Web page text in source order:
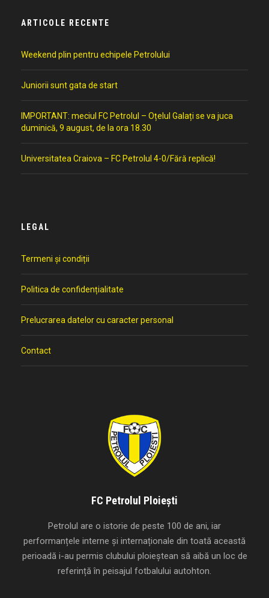
ARTICOLE RECENTE
Weekend plin pentru echipele Petrolului
Juniorii sunt gata de start
IMPORTANT: meciul FC Petrolul – Oțelul Galați se va juca
duminică, 9 august, de la ora 18.30
Universitatea Craiova – FC Petrolul 4-0/Fără replică!
LEGAL
Termeni și condiții
Politica de confidențialitate
Prelucrarea datelor cu caracter personal
Contact
FC Petrolul Ploiești
Petrolul are o istorie de peste 100 de ani, iar
performanțele interne și internaționale din toată această
perioadă i-au permis clubului ploieștean să aibă un loc de
referință în peisajul fotbalului autohton.